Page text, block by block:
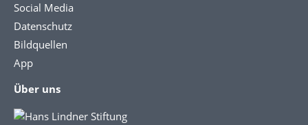
Social Media
Datenschutz
Bildquellen
App
Über uns